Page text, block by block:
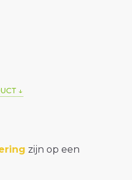
zijn op een